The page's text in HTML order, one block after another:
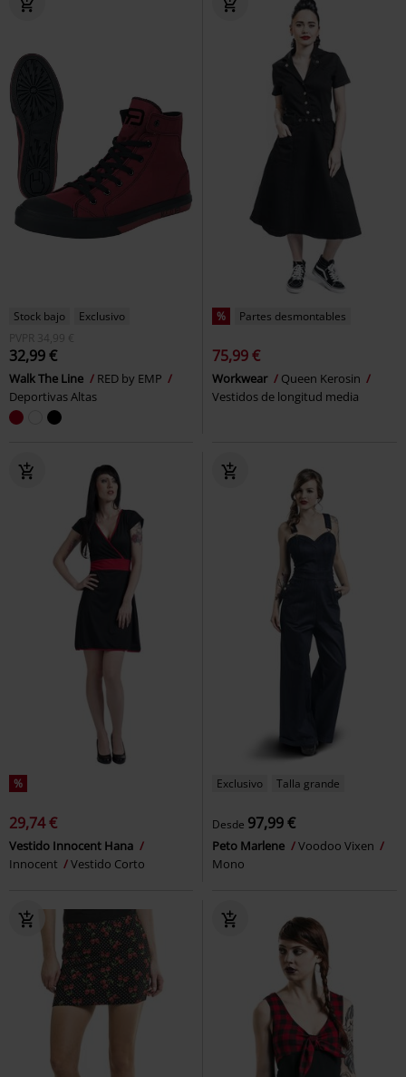
Stock bajo
Exclusivo
PVPR 34,99 €
32,99 €
Walk The Line
RED by EMP
Deportivas Altas
% Partes desmontables
75,99 €
Workwear
Queen Kerosin
Vestidos de longitud media
%
29,74 €
Vestido Innocent Hana
Innocent
Vestido Corto
Exclusivo Talla grande
Desde 97,99 €
Peto Marlene
Voodoo Vixen
Mono